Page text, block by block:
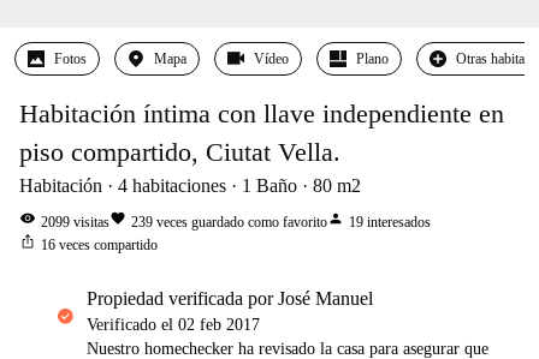
Fotos Mapa Vídeo Plano Otras
Habitación íntima con llave independiente en
piso compartido, Ciutat Vella.
Habitación 4 habitaciones 1 Baño 80 m2
visibility 2099 visitasfavorite 239 veces guardado como favoritoperson 19 interesados
ios_share 16 veces compartido
propiedad verificada por José Manuel
Verificado el 02 feb 2017
Nuestro homechecker ha revisado la casa para asegurar que